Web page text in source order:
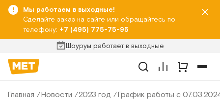
Мы работаем в выходные!
Сделайте заказ на сайте или обращайтесь по
телефону: +7 (495) 775-75-95
Шоурум работает в выходные
Главная Новости 2023 год График работы с